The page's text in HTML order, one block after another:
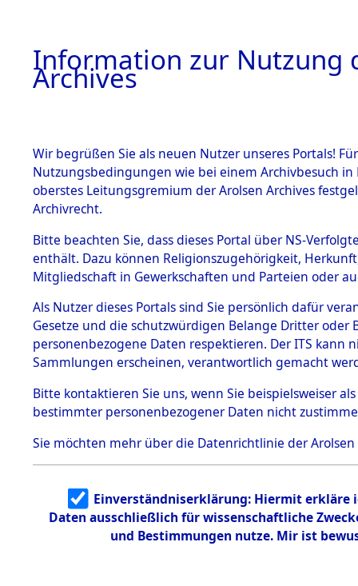
BESTÄNDE
1.
mente
5. Verschiedenes
5.3
Todesmärsche
5.3.1 Alliierte
Erhebungen
zu
Todesmärsch
en
5.3.2
Identifizierun
g
5.3.3
Todesmärsch
Information zur Nutzung
Archives
Wir begrüßen Sie als neuen Nutzer unseres Portals!
Nutzungsbedingungen wie bei einem Archivbesuch
oberstes Leitungsgremium der Arolsen Archives
Archivrecht.
Bitte beachten Sie, dass dieses Portal über NS-
enthält. Dazu können Religionszugehörigkeit,
Mitgliedschaft in Gewerkschaften und Parteien oder
Als Nutzer dieses Portals sind Sie persönlich dafür
Gesetze und die schutzwürdigen Belange Dritter
personenbezogene Daten respektieren. Der ITS
Sammlungen erscheinen, verantwortlich gemacht
Bitte kontaktieren Sie uns, wenn Sie beispielsweiser
bestimmter personenbezogener Daten nicht
Sie möchten mehr über die Datenrichtlinie der Arolsen
Einverständniserklärung: Hiermit erkläre
Daten ausschließlich für wissenschaftliche
und Bestimmungen nutze. Mir ist